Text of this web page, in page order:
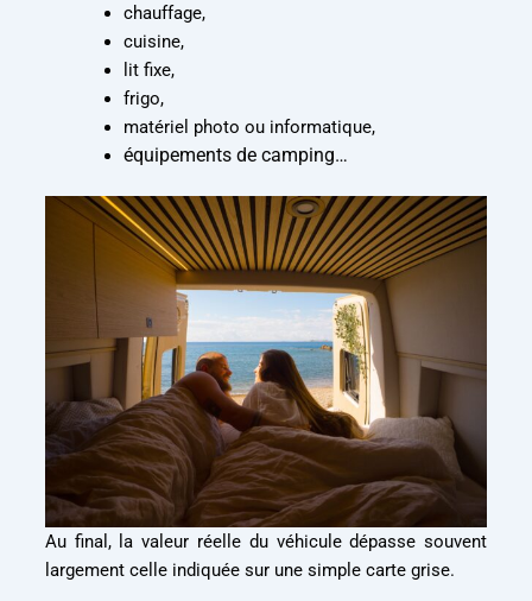
chauffage,
cuisine,
lit fixe,
frigo,
matériel photo ou informatique,
équipements de camping…
Au final, la valeur réelle du véhicule dépasse souvent
largement celle indiquée sur une simple carte grise.